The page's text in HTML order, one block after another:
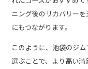
ニング後のリカバリー
にもつながります。
このように、池袋のジ
選ぶことで、より高い